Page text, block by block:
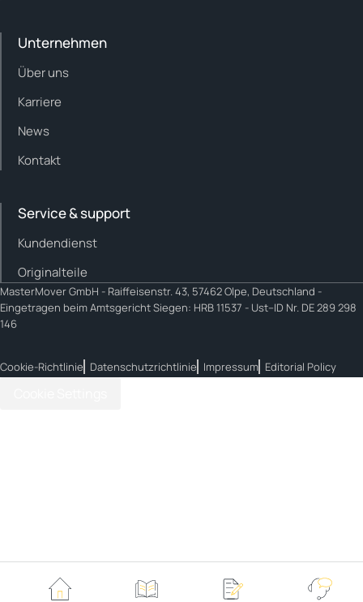
Unternehmen
Über uns
Karriere
News
Kontakt
Service & support
Kundendienst
Originalteile
MasterMover GmbH - Raiffeisenstr. 43, 57462 Olpe, Deutschland -
Eingetragen beim Amtsgericht Siegen: HRB 11537 - Ust–ID Nr. DE 289 298
146
Cookie-Richtlinie Datenschutzrichtlinie Impressum Editorial Policy